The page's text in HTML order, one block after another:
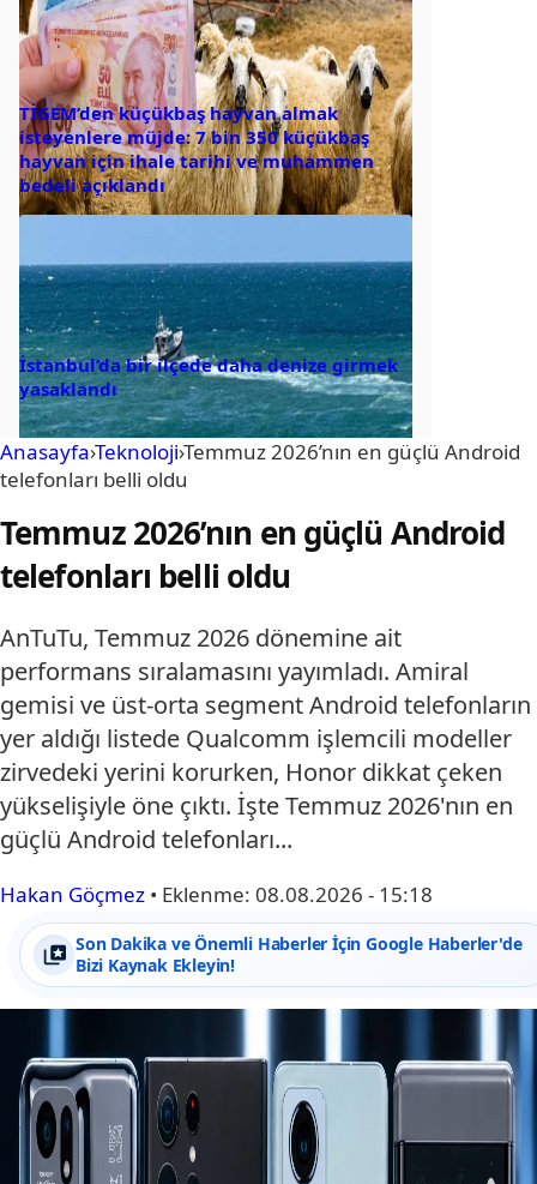
TİGEM’den küçükbaş hayvan almak
isteyenlere müjde: 7 bin 350 küçükbaş
hayvan için ihale tarihi ve muhammen
bedeli açıklandı
İstanbul’da bir ilçede daha denize girmek
yasaklandı
Anasayfa›Teknoloji›Temmuz 2026’nın en güçlü Android
telefonları belli oldu
Temmuz 2026’nın en güçlü Android
telefonları belli oldu
AnTuTu, Temmuz 2026 dönemine ait
performans sıralamasını yayımladı. Amiral
gemisi ve üst-orta segment Android telefonların
yer aldığı listede Qualcomm işlemcili modeller
zirvedeki yerini korurken, Honor dikkat çeken
yükselişiyle öne çıktı. İşte Temmuz 2026'nın en
güçlü Android telefonları...
Hakan Göçmez • Eklenme: 08.08.2026 - 15:18
Son Dakika ve Önemli Haberler İçin Google Haberler'de
Bizi Kaynak Ekleyin!